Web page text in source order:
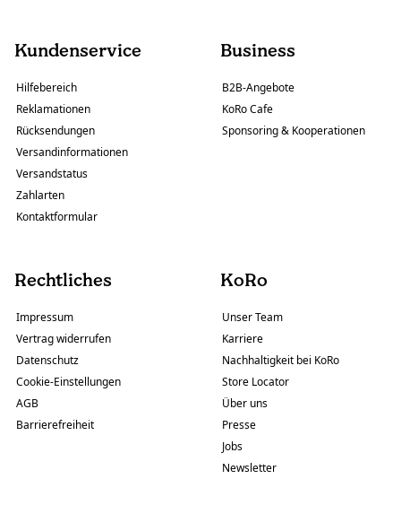
Kundenservice
Hilfebereich
Reklamationen
Rücksendungen
Versandinformationen
Versandstatus
Zahlarten
Kontaktformular
Business
B2B-Angebote
KoRo Cafe
Sponsoring & Kooperationen
Rechtliches
Impressum
Vertrag widerrufen
Datenschutz
Cookie-Einstellungen
AGB
Barrierefreiheit
KoRo
Unser Team
Karriere
Nachhaltigkeit bei KoRo
Store Locator
Über uns
Presse
Jobs
Newsletter